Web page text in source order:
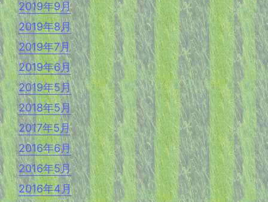
2019年9月
2019年8月
2019年7月
2019年6月
2019年5月
2018年5月
2017年5月
2016年6月
2016年5月
2016年4月